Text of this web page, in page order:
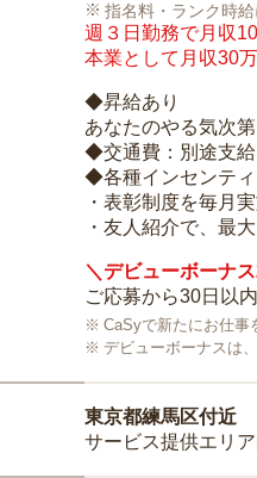
指名料・ランク時
週３日勤務で月収
本業として月収30
◆昇給あり
あなたのやる気次
◆交通費：別途支給
◆各種インセンティ
・表彰制度を毎月
・友人紹介で、最
＼デビューボーナ
ご応募から30日以
CaSyで新たにお仕事
デビューボーナスは
東京都練馬区付近
サービス提供エリ